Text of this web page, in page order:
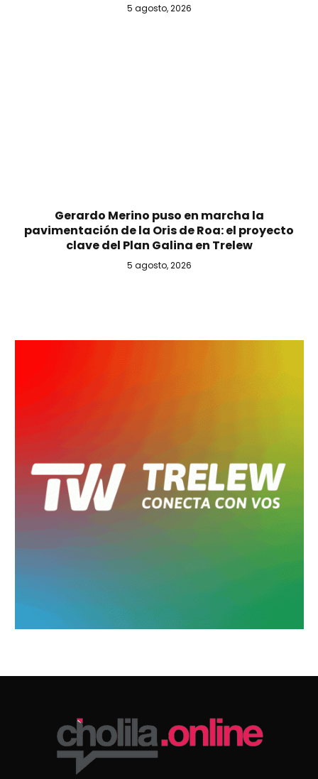
5 agosto, 2026
Gerardo Merino puso en marcha la
pavimentación de la Oris de Roa: el proyecto
clave del Plan Galina en Trelew
5 agosto, 2026